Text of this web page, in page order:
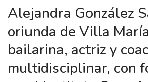
Alejandra González
oriunda de Villa
bailarina, actriz y
multidisciplinar, con